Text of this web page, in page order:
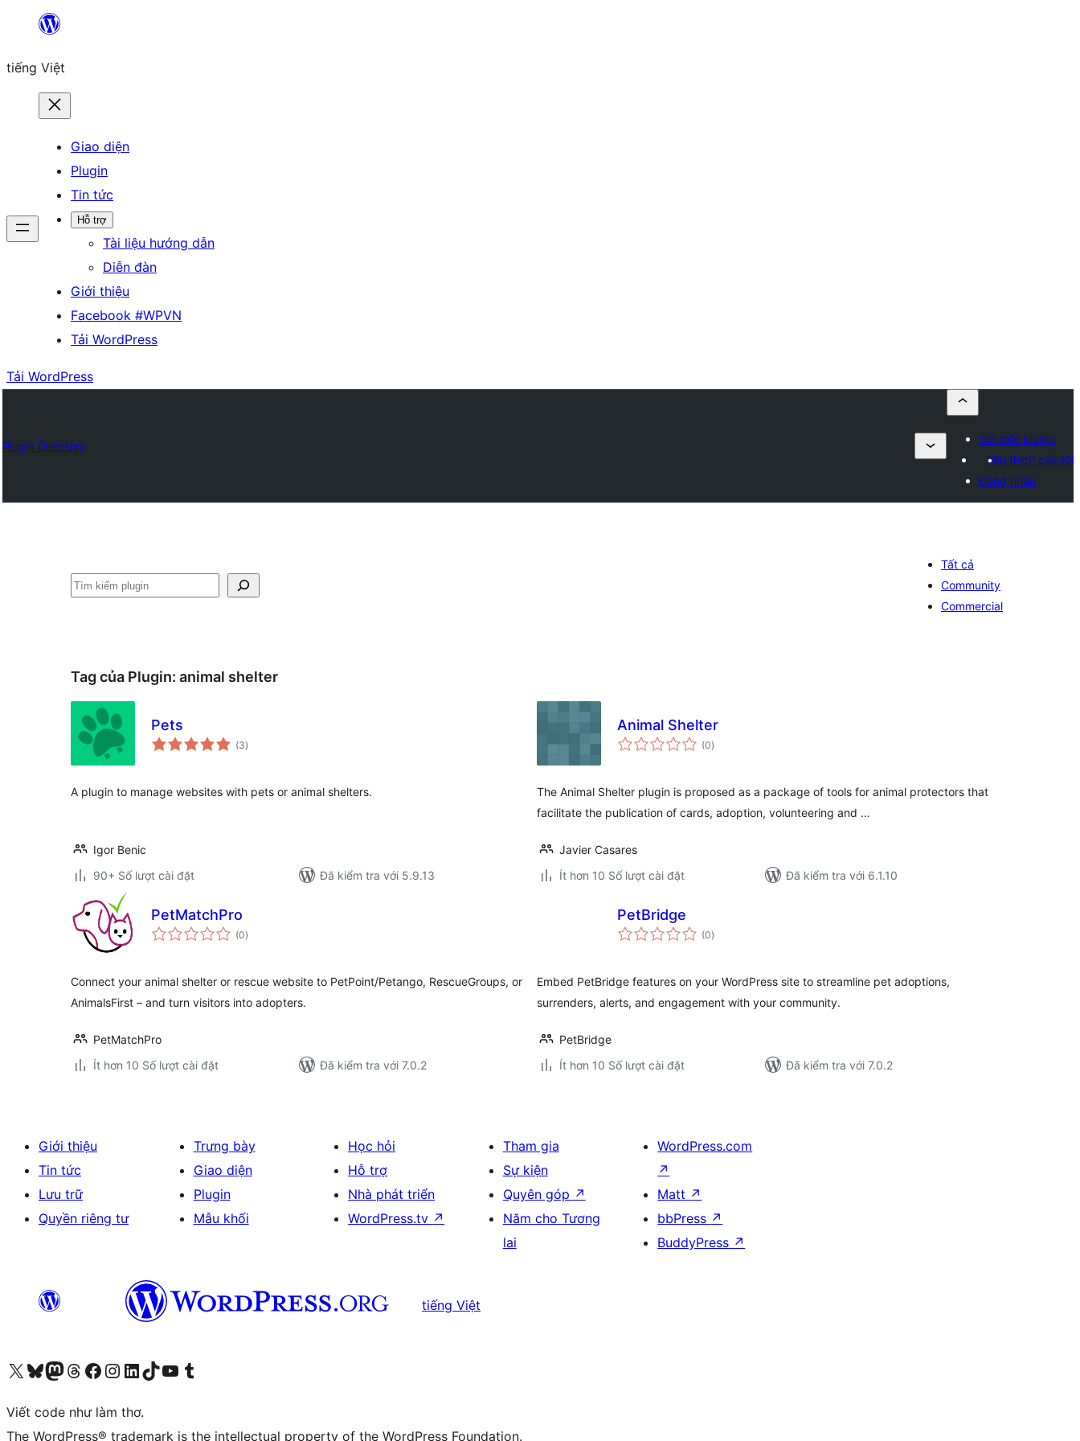
Chuyển
phần
tiếng Việt
Giao diện
Plugin
Tin tức
Hỗ trợ
Tài liệu hướng dẫn
Diễn đàn
Giới thiệu
Facebook #WPVN
Tải WordPress
Tải WordPress
Plugin Directory
Gửi một plugin
Yêu thích của tôi
Đăng nhập
Tìm
Tất cả
Community
Commercial
Tag của Plugin: animal shelter
Pets
(3tổng
đánh
)
A plugin to manage websites with pets or animal shelters.
Igor Benic
90+ Số lượt cài đặt
Đã kiểm tra với 5.9.13
Animal Shelter
(0tổng
đánh
)
The Animal Shelter plugin is proposed as a package of tools for animal protectors that
facilitate the publication of cards, adoption, volunteering and …
Javier Casares
Ít hơn 10 Số lượt cài đặt
Đã kiểm tra với 6.1.10
PetMatchPro
(0tổng
đánh
)
Connect your animal shelter or rescue website to PetPoint/Petango, RescueGroups, or
AnimalsFirst – and turn visitors into adopters.
PetMatchPro
Ít hơn 10 Số lượt cài đặt
Đã kiểm tra với 7.0.2
PetBridge
(0tổng
đánh
)
Embed PetBridge features on your WordPress site to streamline pet adoptions,
surrenders, alerts, and engagement with your community.
PetBridge
Ít hơn 10 Số lượt cài đặt
Đã kiểm tra với 7.0.2
Giới thiệu
Tin tức
Lưu trữ
Quyền riêng tư
Trưng bày
Giao diện
Plugin
Mẫu khối
Học hỏi
Hỗ trợ
Nhà phát triển
WordPress.tv ↗
Tham gia
Sự kiện
Quyên góp ↗
Năm cho Tương
lai
WordPress.com
↗
Matt ↗
bbPress ↗
BuddyPress ↗
tiếng Việt
Truy cập tài khoản X (trước đây là Twitter) của chúng tôiVisit our Bluesky account
Visit our Mastodon account
Visit our Threads account
Xem trang Facebook của chúng tôiTruy cập tài khoản Instagram của chúng tôiTruy cập tài khoản LinkedIn của chúng tôiVisit our TikTok account
Truy cập kênh YouTube của chúng tôi Visit our Tumblr account
Viết code như làm thơ.
The WordPress® trademark is the intellectual property of the WordPress Foundation.